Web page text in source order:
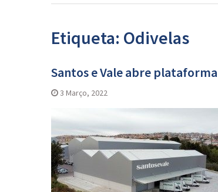
Etiqueta: Odivelas
Santos e Vale abre
3 Março, 2022